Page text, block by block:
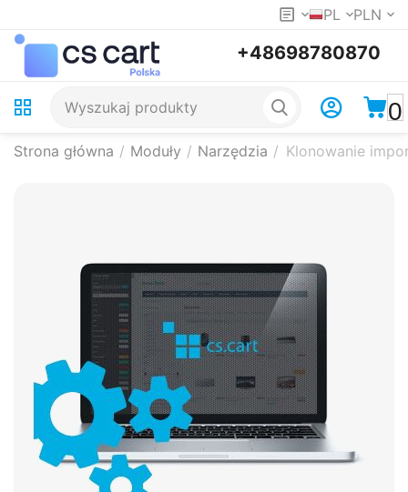
PL PLN
+48698780870
0
Strona główna / Moduły / Narzędzia / Klonowanie